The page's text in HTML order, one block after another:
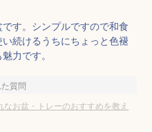
す。シンプルですので和食
続けるうちにちょっと色褪
力です。
質問
お盆・トレーのおすすめを教え